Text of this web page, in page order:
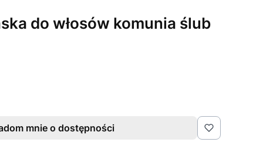
do włosów komunia ślub
mnie o dostępności